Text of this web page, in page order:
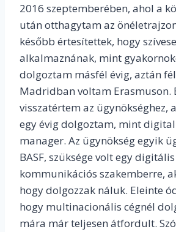
2016 szeptemberében, ahol a
után otthagytam az
később értesítettek, hogy
alkalmaznának, mint
dolgoztam másfél évig, aztán
Madridban voltam Erasmuson.
visszatértem az ügynökséghez,
egy évig dolgoztam, mint
manager. Az ügynökség egyik
BASF, szüksége volt egy digitális
kommunikációs szakemberre,
hogy dolgozzak náluk. Eleinte
hogy multinacionális cégnél
mára már teljesen átfordult.